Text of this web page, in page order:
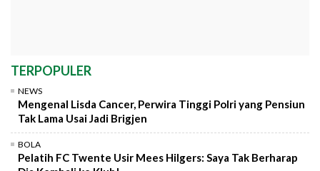
TERPOPULER
NEWS
Mengenal Lisda Cancer, Perwira Tinggi Polri yang Pensiun
Tak Lama Usai Jadi Brigjen
BOLA
Pelatih FC Twente Usir Mees Hilgers: Saya Tak Berharap